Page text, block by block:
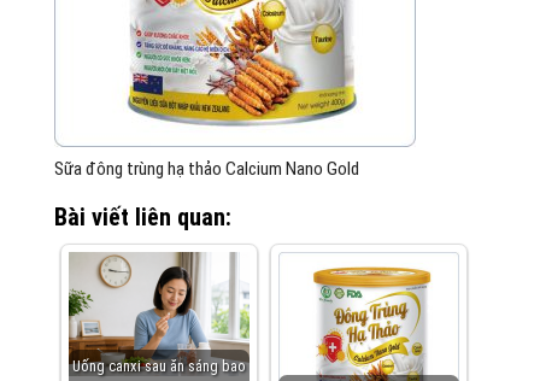
Sữa đông trùng hạ thảo Calcium Nano Gold
Bài viết liên quan:
Uống canxi sau ăn sáng bao